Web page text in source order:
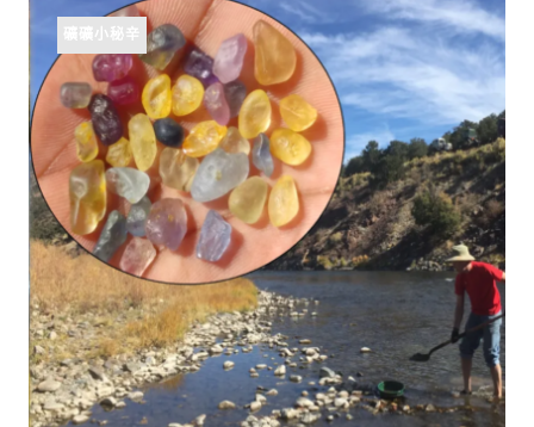
礦礦小秘辛